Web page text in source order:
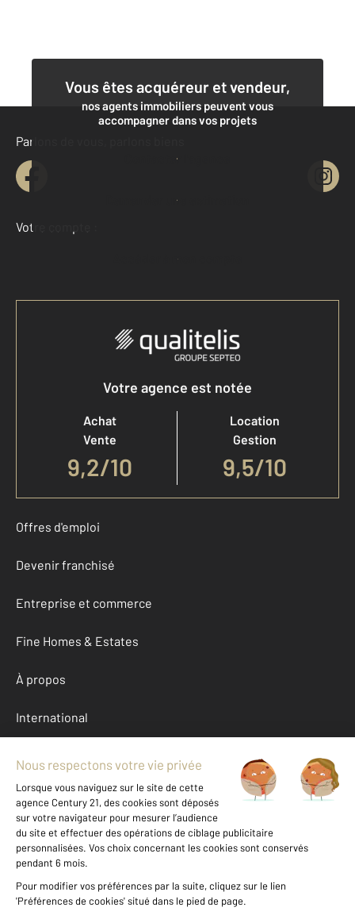
Vous êtes acquéreur et vendeur,
nos agents immobiliers peuvent vous
accompagner dans vos projets
Contacter l'agence
Demander une estimation
Parlons de vous, parlons biens
Votre compte :
Accéder à mon compte
Votre agence est notée
Achat
Vente
9,2/10
Location
Gestion
9,5/10
Offres d'emploi
Devenir franchisé
Entreprise et commerce
Fine Homes & Estates
À propos
International
Mentions légales & CGU et Barèmes d'honoraires
Données personnelles